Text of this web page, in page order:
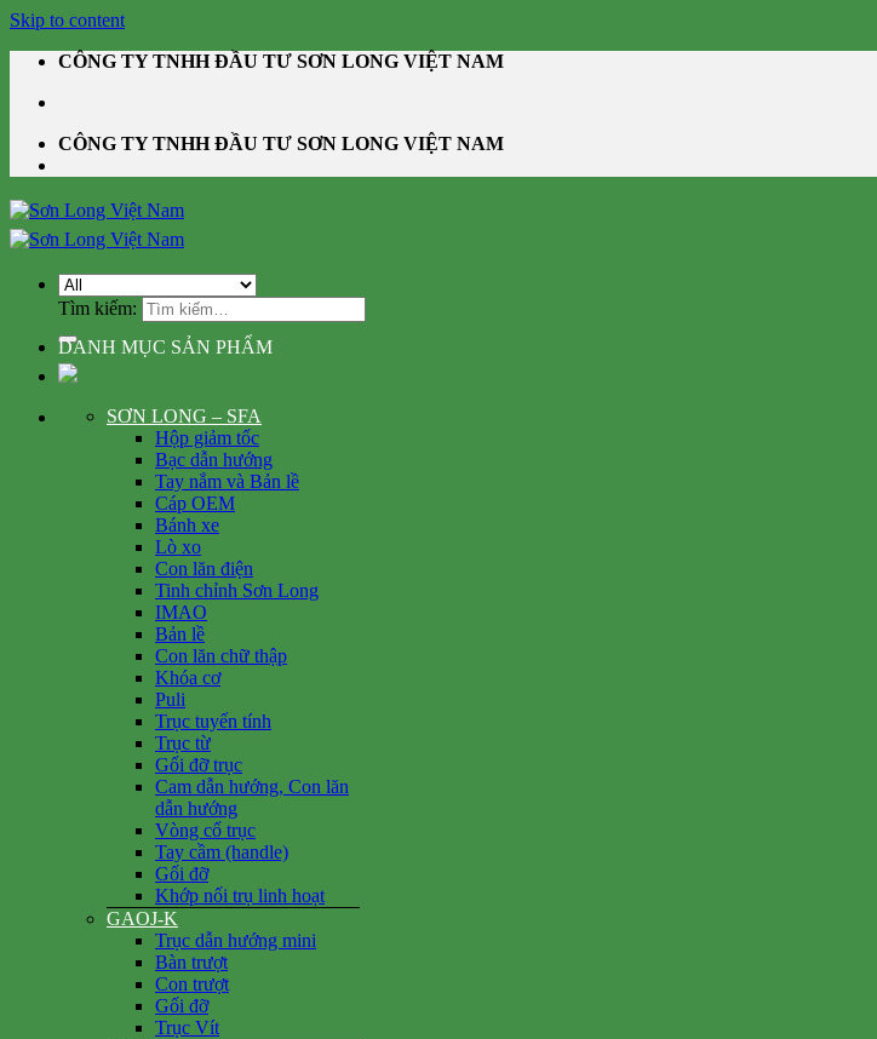
Skip to content
CÔNG TY TNHH ĐẦU TƯ SƠN LONG VIỆT NAM
CÔNG TY TNHH ĐẦU TƯ SƠN LONG VIỆT NAM
Tìm kiếm:
DANH MỤC SẢN PHẨM
SƠN LONG – SFA
Hộp giảm tốc
Bạc dẫn hướng
Tay nắm và Bản lề
Cáp OEM
Bánh xe
Lò xo
Con lăn điện
Tinh chỉnh Sơn Long
IMAO
Bản lề
Con lăn chữ thập
Khóa cơ
Puli
Trục tuyến tính
Trục từ
Gối đỡ trục
Cam dẫn hướng, Con lăn
dẫn hướng
Vòng cổ trục
Tay cầm (handle)
Gối đỡ
Khớp nối trụ linh hoạt
GAOJ-K
Trục dẫn hướng mini
Bàn trượt
Con trượt
Gối đỡ
Trục Vít